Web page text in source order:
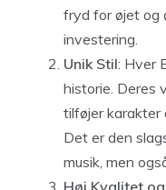
fryd for øjet og
investering.
Unik Stil: Hver
historie. Deres
tilføjer karakter
Det er den
musik, men
Høj Kvalitet